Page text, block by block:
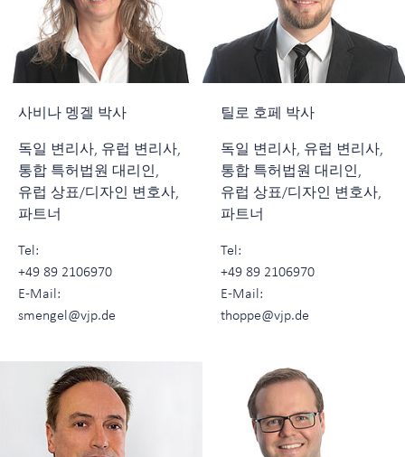
사비나 멩겔 박사
독일 변리사, 유럽 변리사,
통합 특허법원 대리인,
유럽 상표/디자인 변호사,
파트너
Tel:
+49 89 2106970
E-Mail:
smengel@vjp.de
틸로 호페 박사
독일 변리사, 유럽 변리사,
통합 특허법원 대리인,
유럽 상표/디자인 변호사,
파트너
Tel:
+49 89 2106970
E-Mail:
thoppe@vjp.de